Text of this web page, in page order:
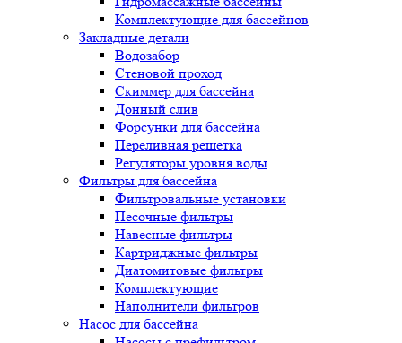
Комплектующие для бассейнов
Закладные детали
Водозабор
Стеновой проход
Скиммер для бассейна
Донный слив
Форсунки для бассейна
Переливная решетка
Регуляторы уровня воды
Фильтры для бассейна
Фильтровальные установки
Песочные фильтры
Навесные фильтры
Картриджные фильтры
Диатомитовые фильтры
Комплектующие
Наполнители фильтров
Насос для бассейна